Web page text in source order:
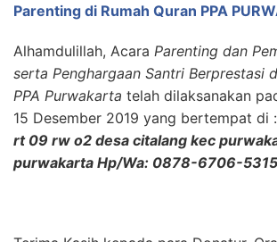
Parenting di Rumah Quran PPA
Alhamdulillah, Acara Parenting dan
serta Penghargaan Santri Berprestasi
PPA Purwakarta telah dilaksanakan
15 Desember 2019 yang bertempat di :
rt 09 rw o2 desa citalang kec
purwakarta Hp/Wa: 0878-6706-